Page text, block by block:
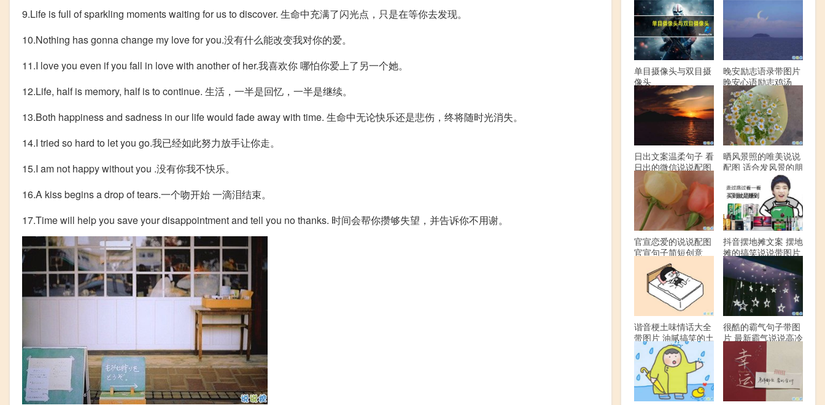
9.Life is full of sparkling moments waiting for us to discover. 生命中充满了闪光点，只是在等你去发现。
10.Nothing has gonna change my love for you.没有什么能改变我对你的爱。
11.I love you even if you fall in love with another of her.我喜欢你 哪怕你爱上了另一个她。
12.Life, half is memory, half is to continue. 生活，一半是回忆，一半是继续。
13.Both happiness and sadness in our life would fade away with time. 生命中无论快乐还是悲伤，终将随时光消失。
14.I tried so hard to let you go.我已经如此努力放手让你走。
15.I am not happy without you .没有你我不快乐。
16.A kiss begins a drop of tears.一个吻开始 一滴泪结束。
17.Time will help you save your disappointment and tell you no thanks. 时间会帮你攒够失望，并告诉你不用谢。
单目摄像头与双目摄
像头
晚安励志语录带图片
晚安心语励志鸡汤
日出文案温柔句子 看
日出的微信说说配图
晒风景照的唯美说说
配图 适合发风景的朋
官宣恋爱的说说配图
官宣句子简短创意
抖音摆地摊文案 摆地
摊的搞笑说说带图片
谐音梗土味情话大全
带图片 油腻搞笑的土
味情话
很酷的霸气句子带图
片 最新霸气说说高冷